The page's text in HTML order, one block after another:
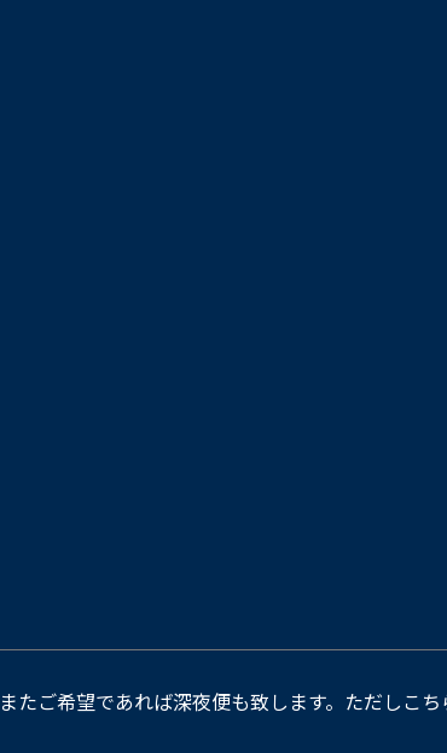
たご希望であれば深夜便も致します。ただしこ